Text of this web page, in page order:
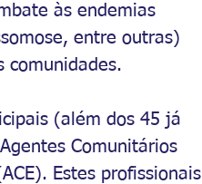
às endemias
entre outras)
comunidades.
(além dos 45 já
Comunitários
Estes profissionais